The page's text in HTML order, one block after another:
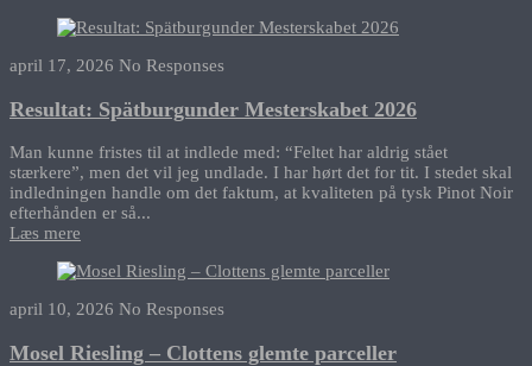
april 17, 2026 No Responses
Resultat: Spätburgunder Mesterskabet 2026
Man kunne fristes til at indlede med: “Feltet har aldrig stået
stærkere”, men det vil jeg undlade. I har hørt det for tit. I stedet skal
indledningen handle om det faktum, at kvaliteten på tysk Pinot Noir
efterhånden er så...
Læs mere
april 10, 2026 No Responses
Mosel Riesling – Clottens glemte parceller